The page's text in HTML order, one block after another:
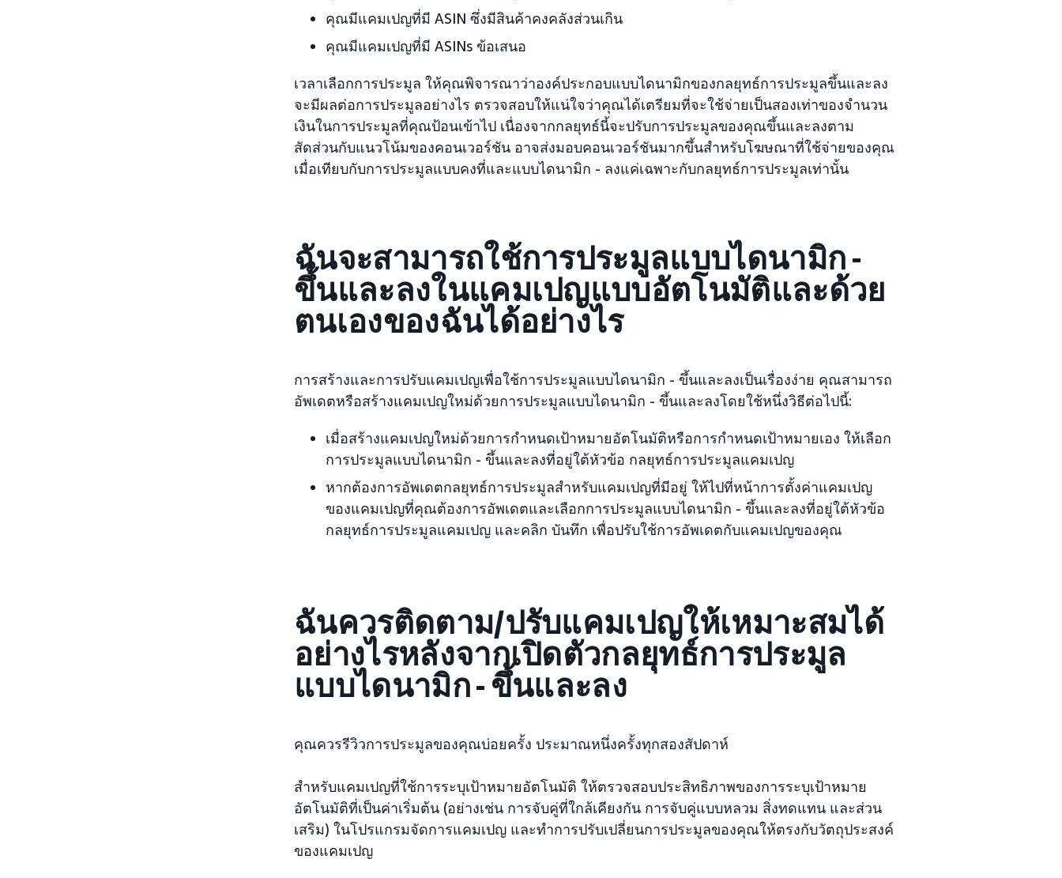
คุณมีแคมเปญที่มี ASIN ซึ่งมีสินค้าคงคลังส่วนเกิน
คุณมีแคมเปญที่มี ASINs ข้อเสนอ
เวลาเลือกการประมูล ให้คุณพิจารณาว่าองค์ประกอบแบบไดนามิกของกลยุทธ์การประมูลขึ้นและลง
จะมีผลต่อการประมูลอย่างไร ตรวจสอบให้แน่ใจว่าคุณได้เตรียมที่จะใช้จ่ายเป็นสองเท่าของจำนวน
เงินในการประมูลที่คุณป้อนเข้าไป เนื่องจากกลยุทธ์นี้จะปรับการประมูลของคุณขึ้นและลงตาม
สัดส่วนกับแนวโน้มของคอนเวอร์ชัน อาจส่งมอบคอนเวอร์ชันมากขึ้นสำหรับโฆษณาที่ใช้จ่ายของคุณ
เมื่อเทียบกับการประมูลแบบคงที่และแบบไดนามิก - ลงแค่เฉพาะกับกลยุทธ์การประมูลเท่านั้น
ฉันจะสามารถใช้การประมูลแบบไดนามิก -
ขึ้นและลงในแคมเปญแบบอัตโนมัติและด้วย
ตนเองของฉันได้อย่างไร
การสร้างและการปรับแคมเปญเพื่อใช้การประมูลแบบไดนามิก - ขึ้นและลงเป็นเรื่องง่าย คุณสามารถ
อัพเดตหรือสร้างแคมเปญใหม่ด้วยการประมูลแบบไดนามิก - ขึ้นและลงโดยใช้หนึ่งวิธีต่อไปนี้:
เมื่อสร้างแคมเปญใหม่ด้วยการกำหนดเป้าหมายอัตโนมัติหรือการกำหนดเป้าหมายเอง ให้เลือก
การประมูลแบบไดนามิก - ขึ้นและลงที่อยู่ใต้หัวข้อ กลยุทธ์การประมูลแคมเปญ
หากต้องการอัพเดตกลยุทธ์การประมูลสำหรับแคมเปญที่มีอยู่ ให้ไปที่หน้าการตั้งค่าแคมเปญ
ของแคมเปญที่คุณต้องการอัพเดตและเลือกการประมูลแบบไดนามิก - ขึ้นและลงที่อยู่ใต้หัวข้อ
กลยุทธ์การประมูลแคมเปญ และคลิก บันทึก เพื่อปรับใช้การอัพเดตกับแคมเปญของคุณ
ฉันควรติดตาม/ปรับแคมเปญให้เหมาะสมได้
อย่างไรหลังจากเปิดตัวกลยุทธ์การประมูล
แบบไดนามิก - ขึ้นและลง
คุณควรรีวิวการประมูลของคุณบ่อยครั้ง ประมาณหนึ่งครั้งทุกสองสัปดาห์
สำหรับแคมเปญที่ใช้การระบุเป้าหมายอัตโนมัติ ให้ตรวจสอบประสิทธิภาพของการระบุเป้าหมาย
อัตโนมัติที่เป็นค่าเริ่มต้น (อย่างเช่น การจับคู่ที่ใกล้เคียงกัน การจับคู่แบบหลวม สิ่งทดแทน และส่วน
เสริม) ในโปรแกรมจัดการแคมเปญ และทำการปรับเปลี่ยนการประมูลของคุณให้ตรงกับวัตถุประสงค์
ของแคมเปญ